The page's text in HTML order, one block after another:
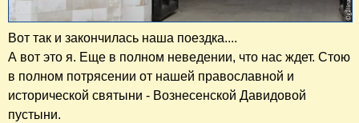
Вот так и закончилась наша поездка....
А вот это я. Еще в полном неведении, что нас ждет. Стою
в полном потрясении от нашей православной и
исторической святыни - Вознесенской Давидовой
пустыни.